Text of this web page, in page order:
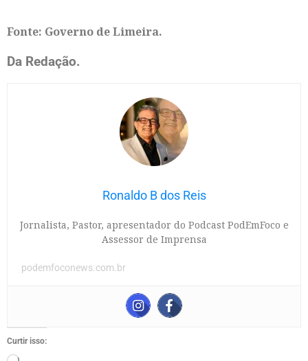
Fonte: Governo de Limeira.
Da Redação.
Ronaldo B dos Reis
Jornalista, Pastor, apresentador do Podcast PodEmFoco e
Assessor de Imprensa
podemfoconews.com.br
Curtir isso: